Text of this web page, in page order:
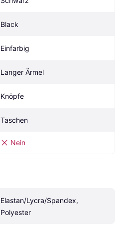
Black
Einfarbig
Langer Ärmel
Knöpfe
Taschen
Nein
Elastan/Lycra/Spandex,
Polyester